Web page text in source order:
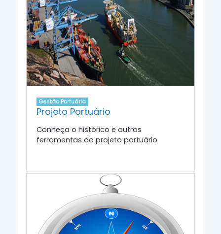
Gestão Portuária
Projeto Portuário
Conheça o histórico e outras
ferramentas do projeto portuário